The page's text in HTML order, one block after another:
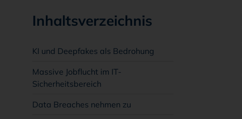
Inhaltsverzeichnis
KI und Deepfakes als Bedrohung
Massive Jobflucht im IT-
Sicherheitsbereich
Data Breaches nehmen zu